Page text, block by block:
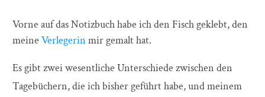
Vorne auf das Notizbuch habe ich den Fisch geklebt, den
meine Verlegerin mir gemalt hat.
Es gibt zwei wesentliche Unterschiede zwischen den
Tagebüchern, die ich bisher geführt habe, und meinem